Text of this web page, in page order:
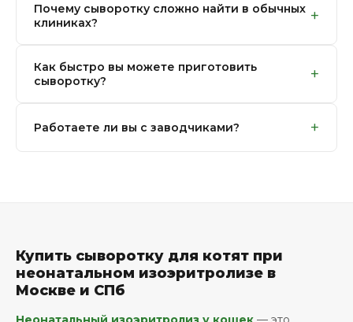
необходимо отлучить от матери в первые 1-2 суток,
не давая им пить молозиво. Но без молозива котята
подготовленная сыворотка от донора с безопасной
группой крови заменяет молозиво, обеспечивая
Почему сыворотку сложно найти в обычных
клиниках?
+
донорской базы, обученного персонала и
профессиональных центрифуг. Это кровепродукт,
крови «Вельвет» специализируется на этом и всегда
Как быстро вы можете приготовить
сыворотку?
+
филиалах в Москве и Санкт-Петербурге. Позвоните
Работаете ли вы с заводчиками? +
Купить сыворотку для котят при
неонатальном изоэритролизе в
Москве и СПб